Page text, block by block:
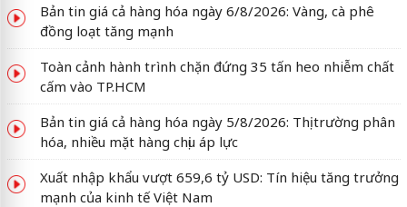
Bản tin giá cả hàng hóa ngày 6/8/2026: Vàng, cà phê
đồng loạt tăng mạnh
Toàn cảnh hành trình chặn đứng 35 tấn heo nhiễm chất
cấm vào TP.HCM
Bản tin giá cả hàng hóa ngày 5/8/2026: Thị trường phân
hóa, nhiều mặt hàng chịu áp lực
Xuất nhập khẩu vượt 659,6 tỷ USD: Tín hiệu tăng trưởng
mạnh của kinh tế Việt Nam